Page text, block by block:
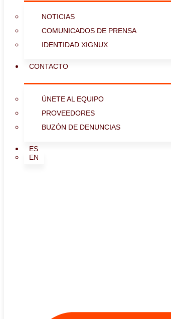
NOTICIAS
COMUNICADOS DE PRENSA
IDENTIDAD XIGNUX
CONTACTO
ÚNETE AL EQUIPO
PROVEEDORES
BUZÓN DE DENUNCIAS
ES
EN